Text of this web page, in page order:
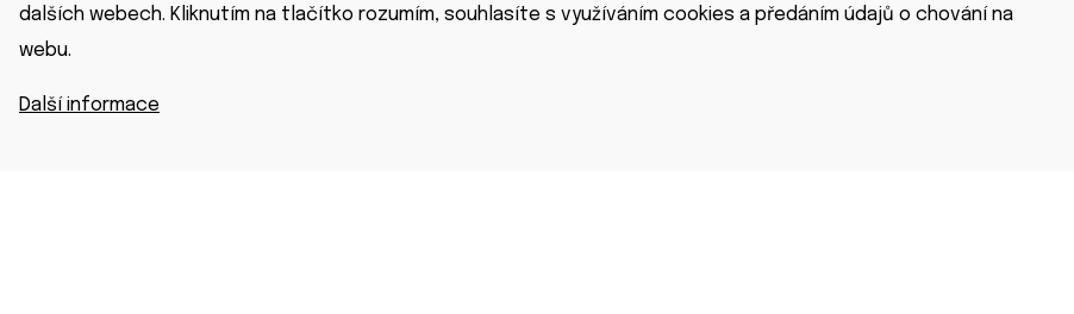
dalších webech. Kliknutím na tlačítko rozumím, souhlasíte s využíváním cookies a předáním údajů o chování na
webu.
Další informace